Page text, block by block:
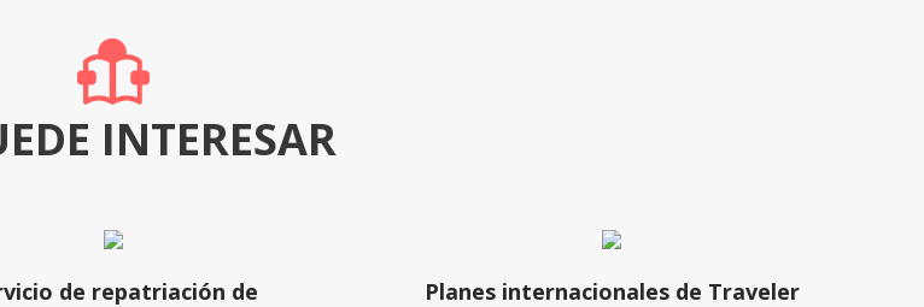
INTERESAR
de repatriación de
Planes internacionales de Traveler